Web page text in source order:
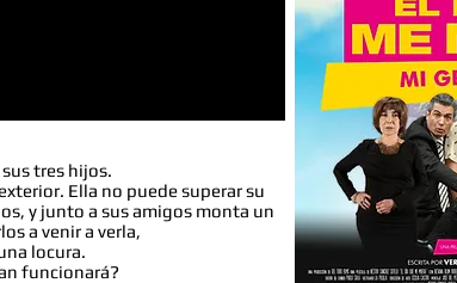
tres hijos.
Ella no puede superar su
y junto a sus amigos monta un
a venir a verla,
locura.
funcionará?